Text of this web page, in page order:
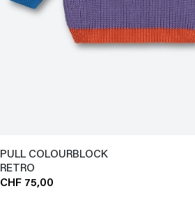
PULL COLOURBLOCK
RETRO
CHF 75,00